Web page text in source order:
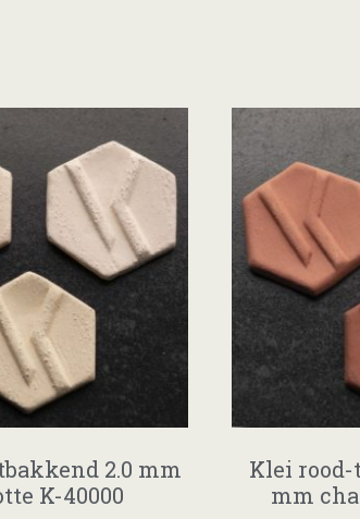
2.0 mm
K-40000
Klei rood-
mm